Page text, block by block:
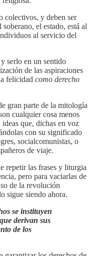
colectivos, y deben ser
el estado, está al
al servicio del
serlo en un sentido
de las aspiraciones
felicidad como derecho
gran parte de la mitología
cualquier cosa menos
que, dichas en voz
con su significado
socialcomunistas, o
de viaje.
repetir las frases y liturgia
pero para vaciarlas de
de la revolución
sigue siendo ahora.
se instituyen
derivan sus
de los